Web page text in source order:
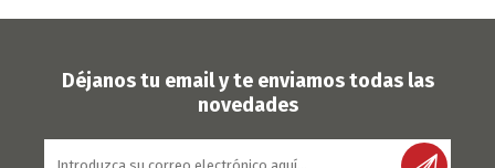
Déjanos tu email y te enviamos todas las
novedades